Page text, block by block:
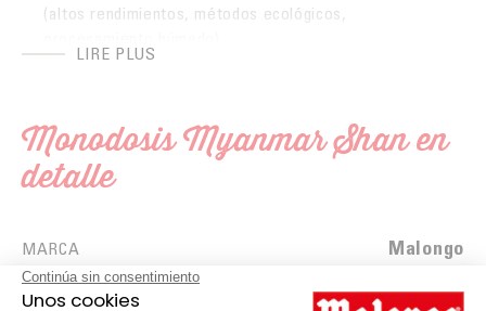
(altos rendimientos, métodos ecológicos,
¡Disfruta de nuestras otras deliciosas monodosis de
café ecológico
, procedentes de fuentes más
sostenibles y respetuosas con el medio ambiente,
demora!
LIRE PLUS
Monodosis Myanmar Shan en
detalle
MARCA Malongo